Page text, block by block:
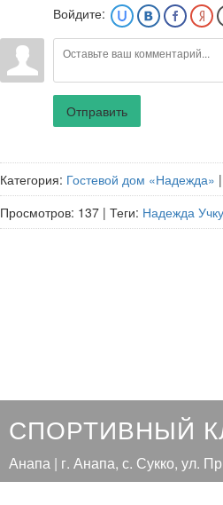
Войдите:
Отправить
Категория: Гостевой дом «Надежда» |
Просмотров: 137 | Теги: Надежда
СПОРТИВНЫЙ
Анапа | г. Анапа, с. Сукко, ул.